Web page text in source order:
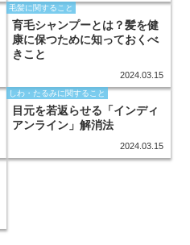
毛髪に関すること
育毛シャンプーとは？髪を健
康に保つために知っておくべ
きこと
2024.03.15
しわ・たるみに関すること
目元を若返らせる「インディ
アンライン」解消法
2024.03.15